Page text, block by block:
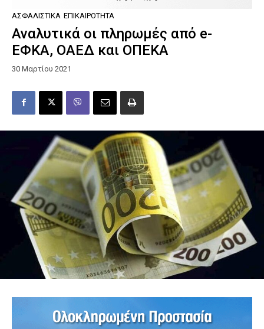
ΑΣΦΑΛΙΣΤΙΚΆ ΕΠΙΚΑΙΡΌΤΗΤΑ
Αναλυτικά οι πληρωμές από e-
ΕΦΚΑ, ΟΑΕΔ και ΟΠΕΚΑ
30 Μαρτίου 2021